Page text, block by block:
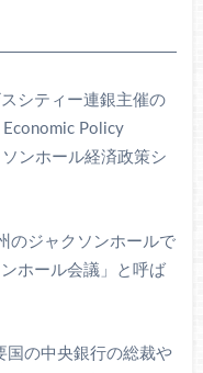
シティー連銀主催の
Policy
ンホール経済政策シ
のジャクソンホールで
ホール会議」と呼ば
国の中央銀行の総裁や